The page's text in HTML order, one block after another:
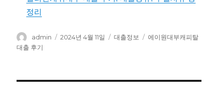
정리
글
쓴
admin
작
2024년 4월 11일
카
대출정보
태
에이원대부캐피탈
대출 후기